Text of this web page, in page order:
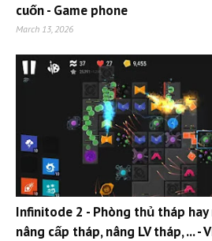
cuốn - Game phone
March 13, 2026
Infinitode 2 - Phòng thủ tháp hay
nâng cấp tháp, nâng LV tháp, ... -